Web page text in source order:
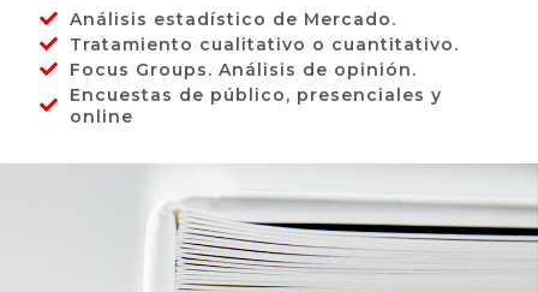
Análisis estadístico de Mercado.
Tratamiento cualitativo o cuantitativo.
Focus Groups. Análisis de opinión.
Encuestas de público, presenciales y
online